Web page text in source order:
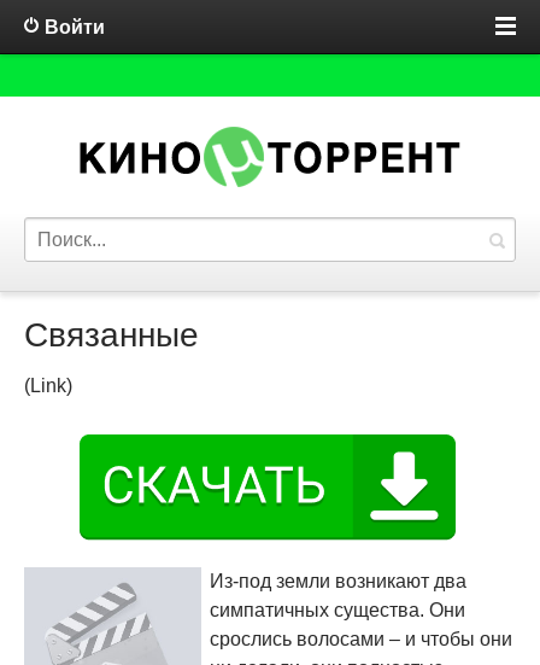
Войти
Связанные
(Link)
Из-под земли возникают два
симпатичных существа. Они
срослись волосами – и чтобы они